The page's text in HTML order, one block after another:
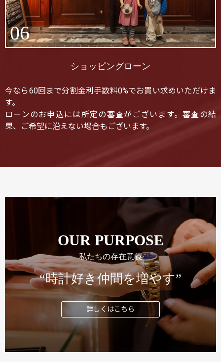
06
ショッピングローン
今なら60回まで分割金利手数料0%でお買い求めいただけま
す。
ローンのお申込には所定の審査がございます。審査の結
果、ご希望に沿えない場合もございます。
OUR PURPOSE
私たちの存在意義
“時計好き仲間を増やす”
詳しくはこちら